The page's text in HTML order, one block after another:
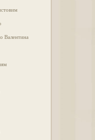
Валентина